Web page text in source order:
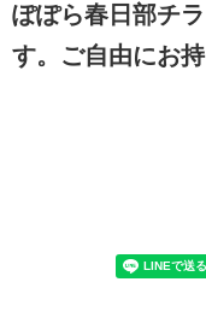
ぽぽら春日部チ
す。ご自由にお持